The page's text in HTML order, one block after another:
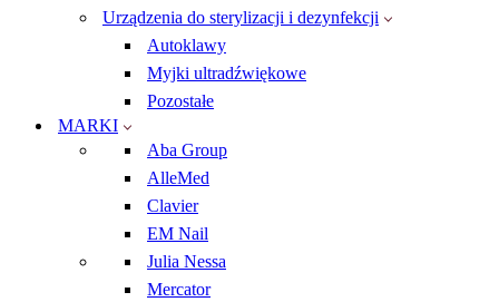
Urządzenia do sterylizacji i dezynfekcji
Autoklawy
Myjki ultradźwiękowe
Pozostałe
MARKI
Aba Group
AlleMed
Clavier
EM Nail
Julia Nessa
Mercator